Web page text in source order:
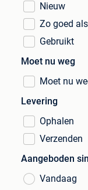
Nieuw
Zo goed
Gebruikt
Moet nu weg
Moet nu
Levering
Ophalen
Verzenden
Aangeboden
Vandaag